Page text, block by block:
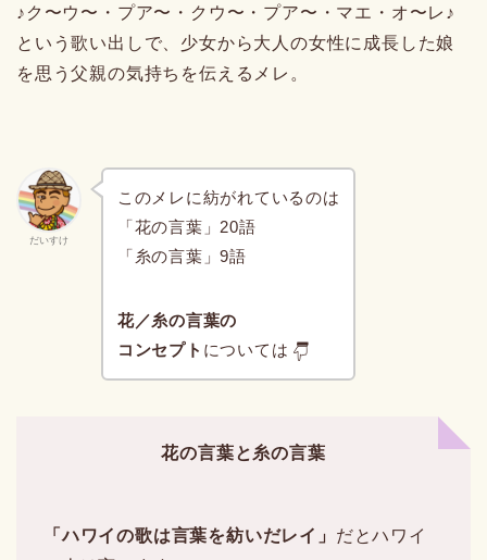
♪ク〜ウ〜・プア〜・クウ〜・プア〜・マエ・オ〜レ♪
という歌い出しで、少女から大人の女性に成長した娘
を思う父親の気持ちを伝えるメレ。
だいすけ
このメレに紡がれているのは
「花の言葉」20語
「糸の言葉」9語
花／糸の言葉の
コンセプト については
花の言葉と糸の言葉
「ハワイの歌は言葉を紡いだレイ」 だとハワイ